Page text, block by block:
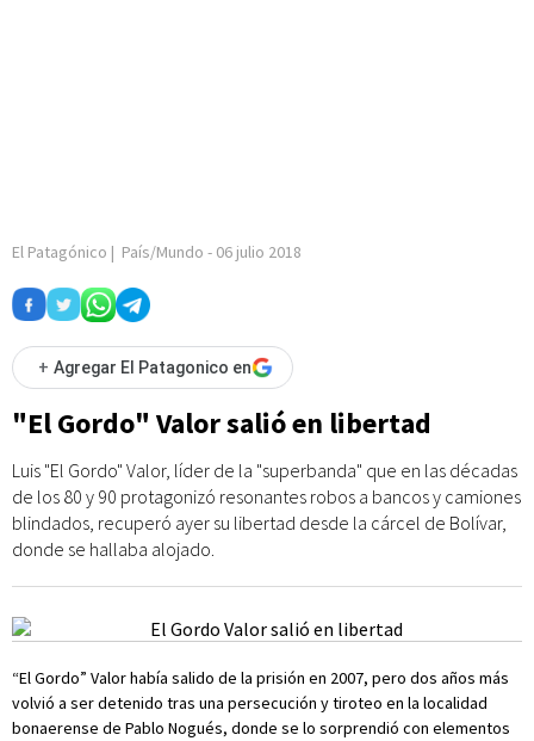
El Patagónico | País/Mundo - 06 julio 2018
+ Agregar El Patagonico en
"El Gordo" Valor salió en libertad
Luis "El Gordo" Valor, líder de la "superbanda" que en las décadas
de los 80 y 90 protagonizó resonantes robos a bancos y camiones
blindados, recuperó ayer su libertad desde la cárcel de Bolívar,
donde se hallaba alojado.
“El Gordo” Valor había salido de la prisión en 2007, pero dos años más
volvió a ser detenido tras una persecución y tiroteo en la localidad
bonaerense de Pablo Nogués, donde se lo sorprendió con elementos